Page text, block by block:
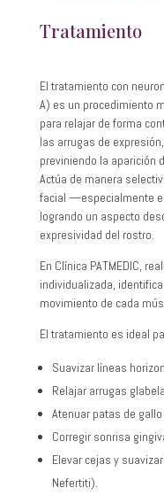
Tratamiento
El tratamiento con
A) es un procedimiento
para relajar de forma
las arrugas de
previniendo la aparición
Actúa de manera
facial —especialmente
logrando un aspecto
expresividad del rostro.
En Clínica PATMEDIC,
individualizada,
movimiento de cada
El tratamiento es ideal
Suavizar líneas
Relajar arrugas
Atenuar patas de
Corregir sonrisa
Elevar cejas y
Nefertiti).